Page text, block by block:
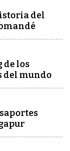
del
de los
del mundo